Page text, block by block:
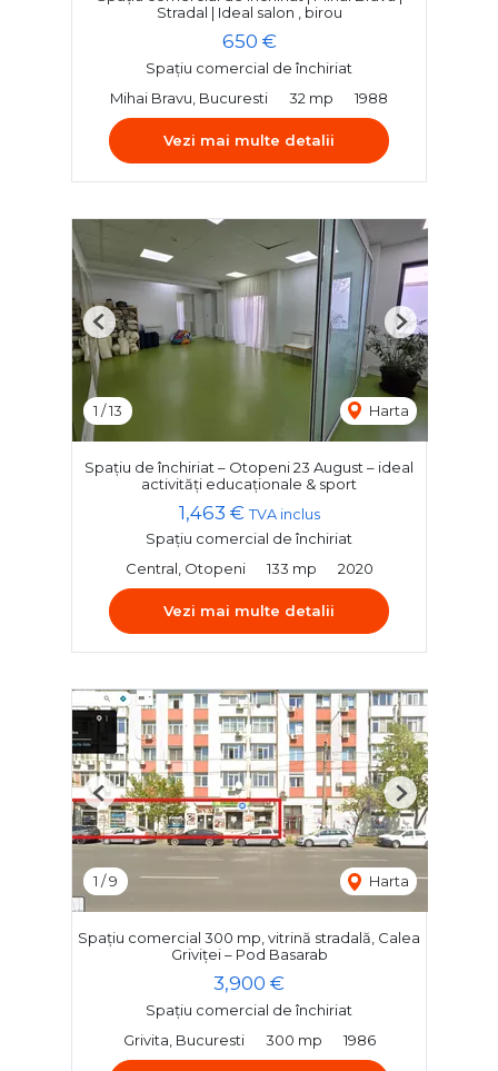
Stradal | Ideal salon , birou
650 €
Spațiu comercial de închiriat
Mihai Bravu, Bucuresti
32 mp 1988
Vezi mai multe detalii
1 /13 Harta
Previous Next
Spațiu de închiriat – Otopeni 23 August – ideal
activități educaționale & sport
1,463 € TVA inclus
Spațiu comercial de închiriat
Central, Otopeni
133 mp 2020
Vezi mai multe detalii
1 /9 Harta
Previous Next
Spațiu comercial 300 mp, vitrină stradală, Calea
Griviței – Pod Basarab
3,900 €
Spațiu comercial de închiriat
Grivita, Bucuresti
300 mp 1986